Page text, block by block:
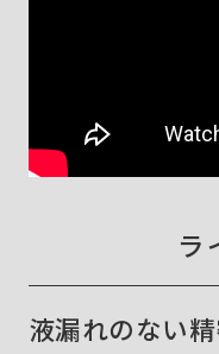
ラ
液漏れのない